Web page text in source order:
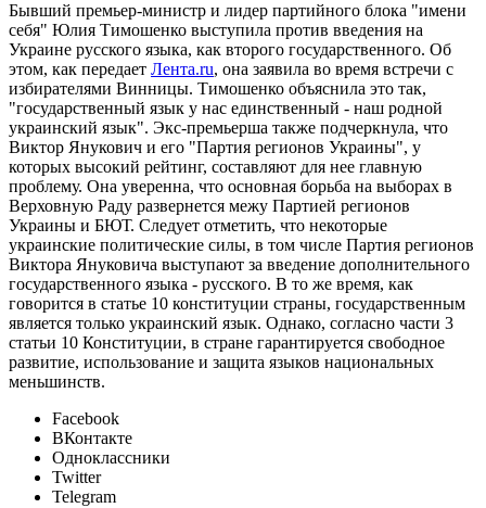
Бывший премьер-министр и лидер партийного блока "имени
себя" Юлия Тимошенко выступила против введения на
Украине русского языка, как второго государственного. Об
этом, как передает Лента.ru, она заявила во время встречи с
избирателями Винницы. Тимошенко объяснила это так,
"государственный язык у нас единственный - наш родной
украинский язык". Экс-премьерша также подчеркнула, что
Виктор Янукович и его "Партия регионов Украины", у
которых высокий рейтинг, составляют для нее главную
проблему. Она уверенна, что основная борьба на выборах в
Верховную Раду развернется межу Партией регионов
Украины и БЮТ. Следует отметить, что некоторые
украинские политические силы, в том числе Партия регионов
Виктора Януковича выступают за введение дополнительного
государственного языка - русского. В то же время, как
говорится в статье 10 конституции страны, государственным
является только украинский язык. Однако, согласно части 3
статьи 10 Конституции, в стране гарантируется свободное
развитие, использование и защита языков национальных
меньшинств.
Facebook
ВКонтакте
Одноклассники
Twitter
Telegram